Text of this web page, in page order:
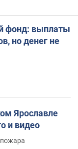
фонд: выплаты
но денег не
Ярославле
и видео